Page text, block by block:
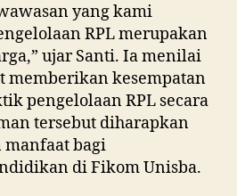
yang kami
RPL merupakan
ujar Santi. Ia menilai
memberikan kesempatan
pengelolaan RPL secara
tersebut diharapkan
bagi
di Fikom Unisba.